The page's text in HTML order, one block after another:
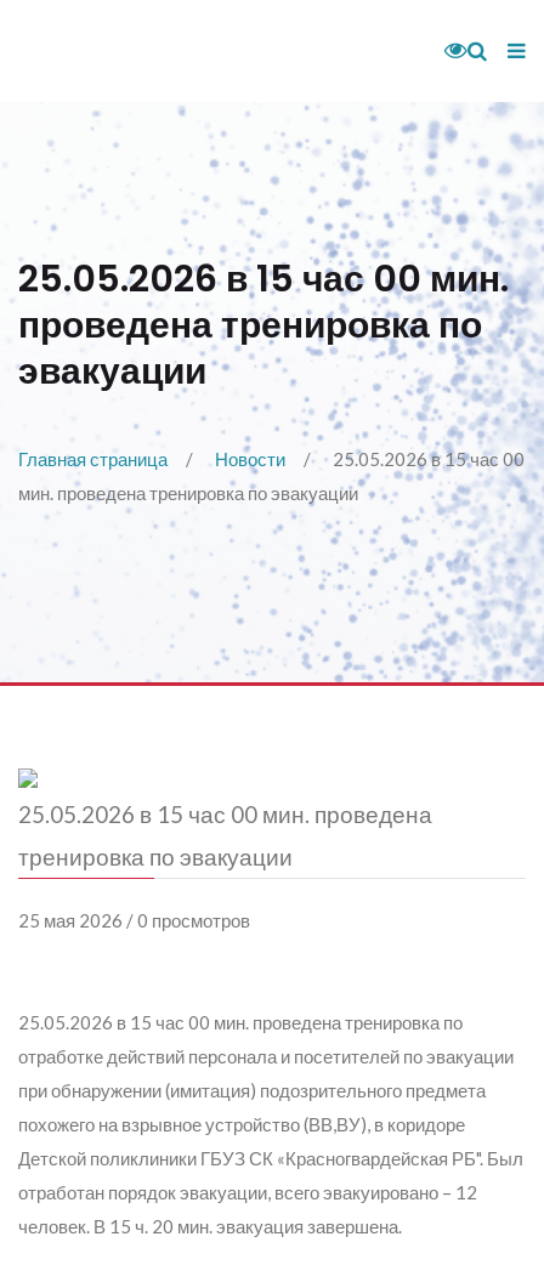
25.05.2026 в 15 час 00 мин.
проведена тренировка по
эвакуации
Главная страница Новости
25.05.2026 в 15 час 00
мин. проведена тренировка по эвакуации
25.05.2026 в 15 час 00 мин. проведена
тренировка по эвакуации
25 мая 2026 / 0 просмотров
25.05.2026 в 15 час 00 мин. проведена тренировка по
отработке действий персонала и посетителей по эвакуации
при обнаружении (имитация) подозрительного предмета
похожего на взрывное устройство (ВВ,ВУ), в коридоре
Детской поликлиники ГБУЗ СК «Красногвардейская РБ". Был
отработан порядок эвакуации, всего эвакуировано – 12
человек. В 15 ч. 20 мин. эвакуация завершена.